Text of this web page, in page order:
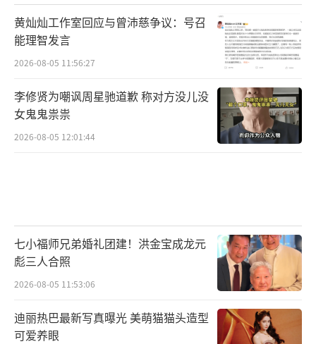
黄灿灿工作室回应与曾沛慈争议：号召
能理智发言
2026-08-05 11:56:27
李修贤为嘲讽周星驰道歉 称对方没儿没
女鬼鬼祟祟
2026-08-05 12:01:44
七小福师兄弟婚礼团建！洪金宝成龙元
彪三人合照
2026-08-05 11:53:06
迪丽热巴最新写真曝光 美萌猫猫头造型
可爱养眼